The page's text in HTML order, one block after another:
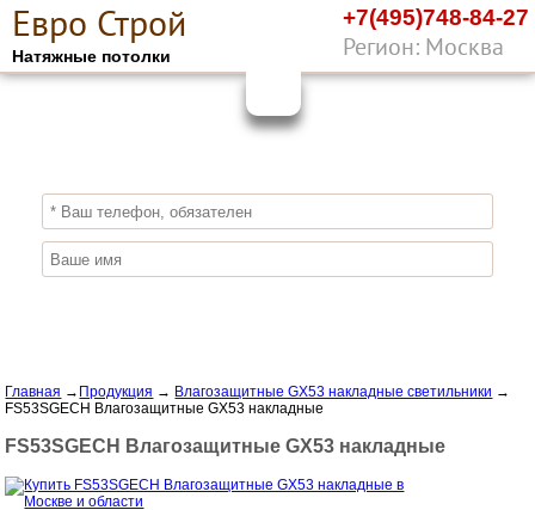
Евро Строй
Натяжные потолки
+7(495)748-84-27
Регион: Москва
ПОЛУЧИ СКИДКУ10%
Главная → Продукция → Влагозащитные GX53 накладные светильники →
FS53SGECH Влагозащитные GX53 накладные
FS53SGECH Влагозащитные GX53 накладные